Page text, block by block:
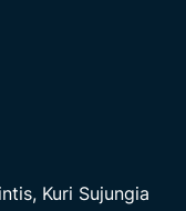
Kuri Sujungia